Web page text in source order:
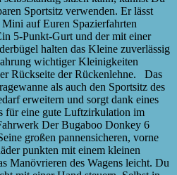
Sportsitz verwenden. Er lässt
auf Euren Spazierfahrten
5-Punkt-Gurt und der mit einer
halten das Kleine zuverlässig
wichtiger Kleinigkeiten
Rückseite der Rückenlehne. Das
als auch den Sportsitz des
erweitern und sorgt dank eines
für eine gute Luftzirkulation im
Der Bugaboo Donkey 6
großen pannensicheren, vorne
punkten mit einem kleinen
Manövrieren des Wagens leicht. Du